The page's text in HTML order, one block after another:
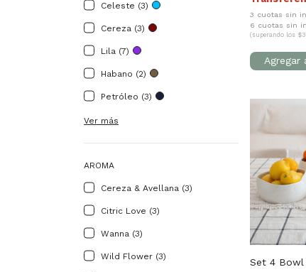
Celeste (3)
Cereza (3)
Lila (7)
Habano (2)
Petróleo (3)
Ver más
AROMA
Cereza & Avellana (3)
Citric Love (3)
Wanna (3)
Wild Flower (3)
3 cuotas sin
6 cuotas sin
(superando los
Set 4 Bowl